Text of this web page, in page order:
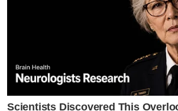
Scientists Discovered This